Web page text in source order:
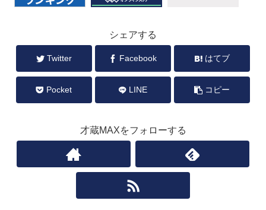
シェアする
Twitter Facebook はてブ
Pocket LINE コピー
才蔵MAXをフォローする